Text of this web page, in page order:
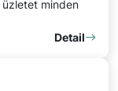
minden
Detail